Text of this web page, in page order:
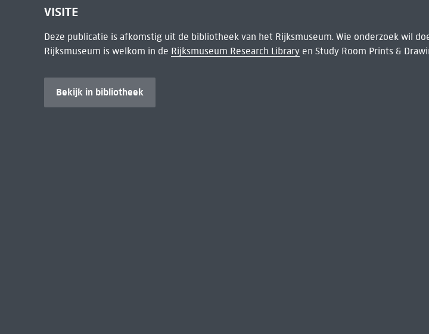
VISITE
Deze publicatie is afkomstig uit de bibliotheek van het Rijksmuseum. Wie onderzoek wil
Rijksmuseum is welkom in de Rijksmuseum Research Libraryen Study Room Prints &
Bekijk in bibliotheek